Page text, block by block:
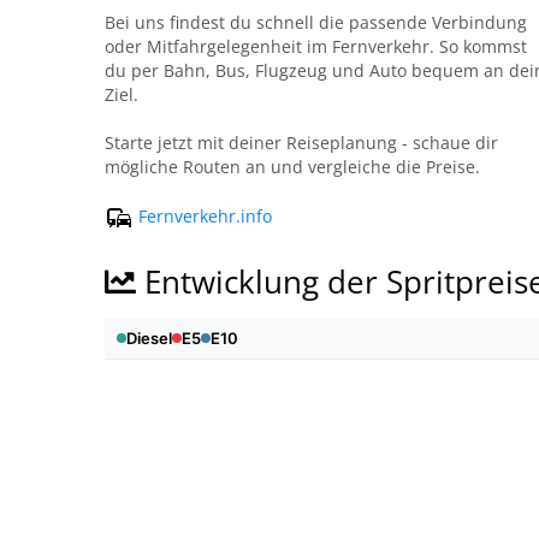
Bei uns findest du schnell die passende Verbindung
oder Mitfahrgelegenheit im Fernverkehr. So kommst
du per Bahn, Bus, Flugzeug und Auto bequem an
Ziel.
Starte jetzt mit deiner Reiseplanung - schaue dir
mögliche Routen an und vergleiche die Preise.
Fernverkehr.info
Entwicklung der